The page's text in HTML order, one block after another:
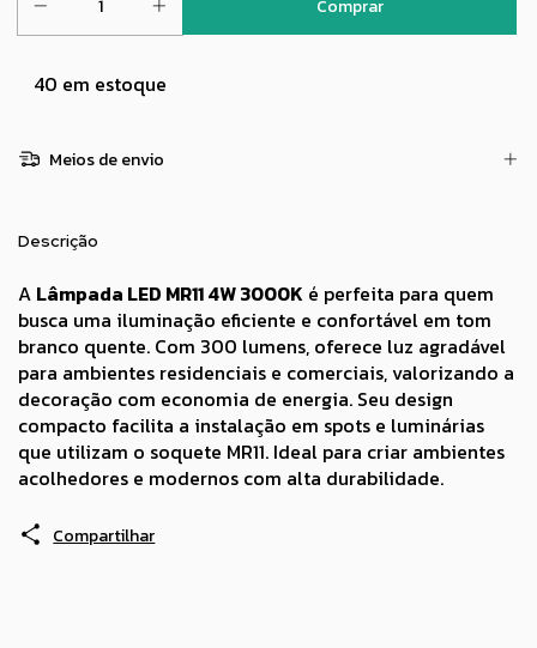
40 em estoque
Meios de envio
Descrição
A Lâmpada LED MR11 4W 3000K é perfeita para quem
busca uma iluminação eficiente e confortável em tom
branco quente. Com 300 lumens, oferece luz agradável
para ambientes residenciais e comerciais, valorizando a
decoração com economia de energia. Seu design
compacto facilita a instalação em spots e luminárias
que utilizam o soquete MR11. Ideal para criar ambientes
acolhedores e modernos com alta durabilidade.
Compartilhar